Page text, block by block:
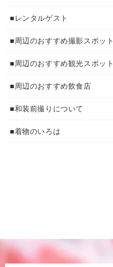
■レンタルゲスト
■周辺のおすすめ撮影スポット
■周辺のおすすめ観光スポット
■周辺のおすすめ飲食店
■和装前撮りについて
■着物のいろは